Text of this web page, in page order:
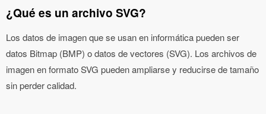
¿Qué es un archivo SVG?
Los datos de imagen que se usan en informática pueden ser
datos Bitmap (BMP) o datos de vectores (SVG). Los archivos de
imagen en formato SVG pueden ampliarse y reducirse de tamaño
sin perder calidad.